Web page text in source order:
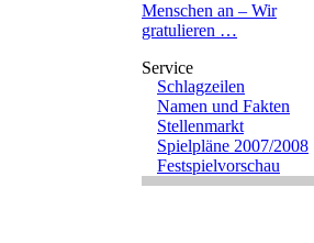
Menschen an – Wir
gratulieren …
Schlagzeilen
Namen und Fakten
Stellenmarkt
Spielpläne 2007/2008
Festspielvorschau